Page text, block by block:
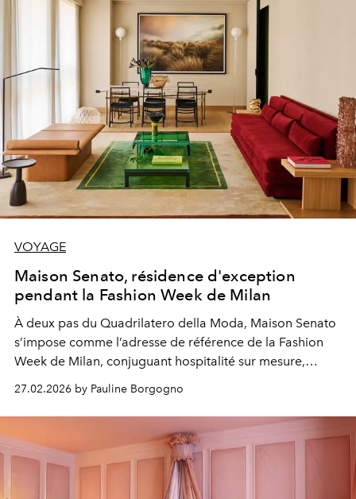
VOYAGE
Maison Senato, résidence d'exception
pendant la Fashion Week de Milan
À deux pas du Quadrilatero della Moda, Maison Senato
s’impose comme l’adresse de référence de la Fashion
Week de Milan, conjuguant hospitalité sur mesure,
artisanat d’exception et immersion artistique.
27.02.2026 by Pauline Borgogno